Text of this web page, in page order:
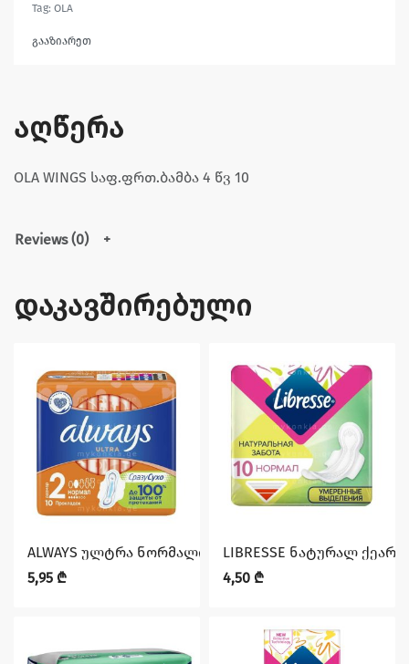
Tag: OLA
გააზიარეთ
აღწერა
OLA WINGS საფ.ფრთ.ბამბა 4 წვ 10
Reviews (0)
დაკავშირებული
ALWAYS ულტრა ნორმალი 10ც
5,95 ₾
LIBRESSE ნატურალ
4,50 ₾